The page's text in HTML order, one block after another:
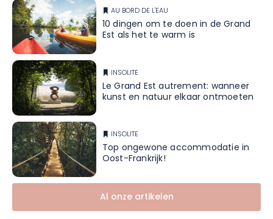
AU BORD DE L'EAU
10 dingen om te doen in de Grand
Est als het te warm is
INSOLITE
Le Grand Est autrement: wanneer
kunst en natuur elkaar ontmoeten
INSOLITE
Top ongewone accommodatie in
Oost-Frankrijk!
Al onze artikelen